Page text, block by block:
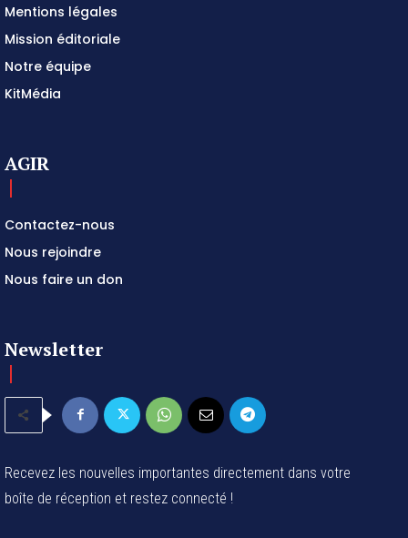
Mentions légales
Mission éditoriale
Notre équipe
KitMédia
AGIR
Contactez-nous
Nous rejoindre
Nous faire un don
Newsletter
Recevez les nouvelles importantes directement dans votre
boîte de réception et restez connecté !